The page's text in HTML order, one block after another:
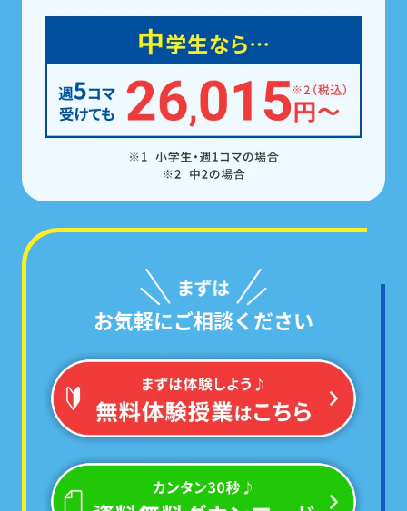
勉強にご活用いただけます。
※中学生の場合
学校ごとのテスト範囲に絞った
「あなた専用の問題集」で対策するから、
必ず点数が伸びる!
お気軽にご相談ください